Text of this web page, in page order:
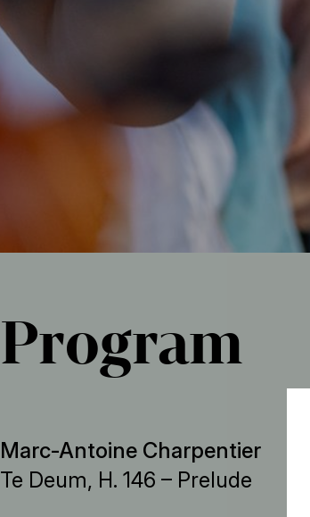
Program
Marc-Antoine Charpentier
Te Deum, H. 146 – Prelude